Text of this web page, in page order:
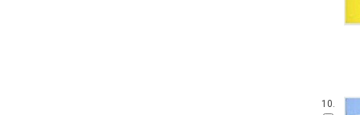
10.